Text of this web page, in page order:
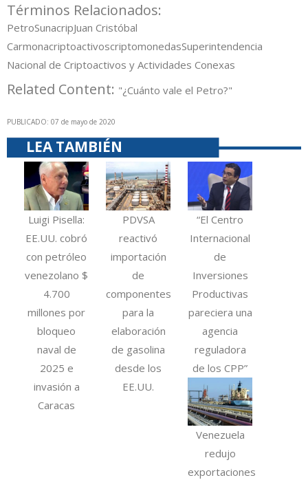
Términos Relacionados:
PetroSunacripJuan Cristóbal
CarmonacriptoactivoscriptomonedasSuperintendencia
Nacional de Criptoactivos y Actividades Conexas
Related Content: "¿Cuánto vale el Petro?"
PUBLICADO: 07 de mayo de 2020
LEA TAMBIÉN
Luigi Pisella:
EE.UU. cobró
con petróleo
venezolano $
4.700
millones por
bloqueo
naval de
2025 e
invasión a
Caracas
PDVSA
reactivó
importación
de
componentes
para la
elaboración
de gasolina
desde los
EE.UU.
“El Centro
Internacional
de
Inversiones
Productivas
pareciera una
agencia
reguladora
de los CPP”
Venezuela
redujo
exportaciones